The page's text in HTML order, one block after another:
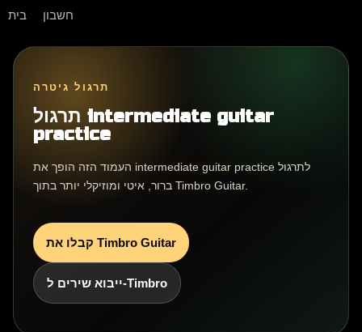
בית חשבון
תרגול גיטרה
תרגול intermediate guitar
practice
העמוד הזה הופך את intermediate guitar practice לתרגול
ברור, איטי ומוזיקלי יותר בתוך Timbro Guitar.
קבלו את Timbro Guitar
ייבוא שירים ל-Timbro